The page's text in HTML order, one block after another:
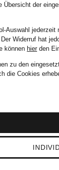
Übersicht der
Auswahl
Widerruf hat
können hierden
zu den
die Cookies